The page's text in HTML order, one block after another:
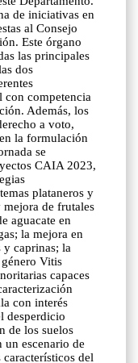
de iniciativas en
al Consejo
Este órgano
las principales
dos
con competencia
Además, los
a voto,
la formulación
se
CAIA 2023,
plataneros y
de frutales
aguacate en
la mejora en
y caprinas; la
Vitis
capaces
con interés
desperdicio
de los suelos
escenario de
del